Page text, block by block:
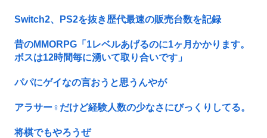
Switch2、PS2を抜き歴代最速の販売台数を記録
昔のMMORPG「1レベルあげるのに1ヶ月かかります。
ボスは12時間毎に湧いて取り合いです」
パパにゲイなの言おうと思うんやが
アラサー♀だけど経験人数の少なさにびっくりしてる。
将棋でもやろうぜ